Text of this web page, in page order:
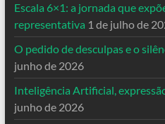
Escala 6×1: a jornada que
representativa 1 de julho de
O pedido de desculpas e o
junho de 2026
Inteligência Artificial,
junho de 2026